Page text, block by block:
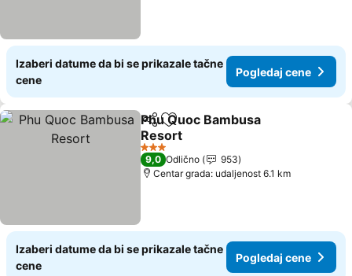
Izaberi datume da bi se prikazale tačne
cene
Pogledaj cene
Deli Dodati u favorite
Phu Quoc Bambusa
Resort
Pogledaj cene
3 Zvezdice
9,0 Odlično
953
Centar grada: udaljenost 6.1 km
Izaberi datume da bi se prikazale tačne
cene
Pogledaj cene